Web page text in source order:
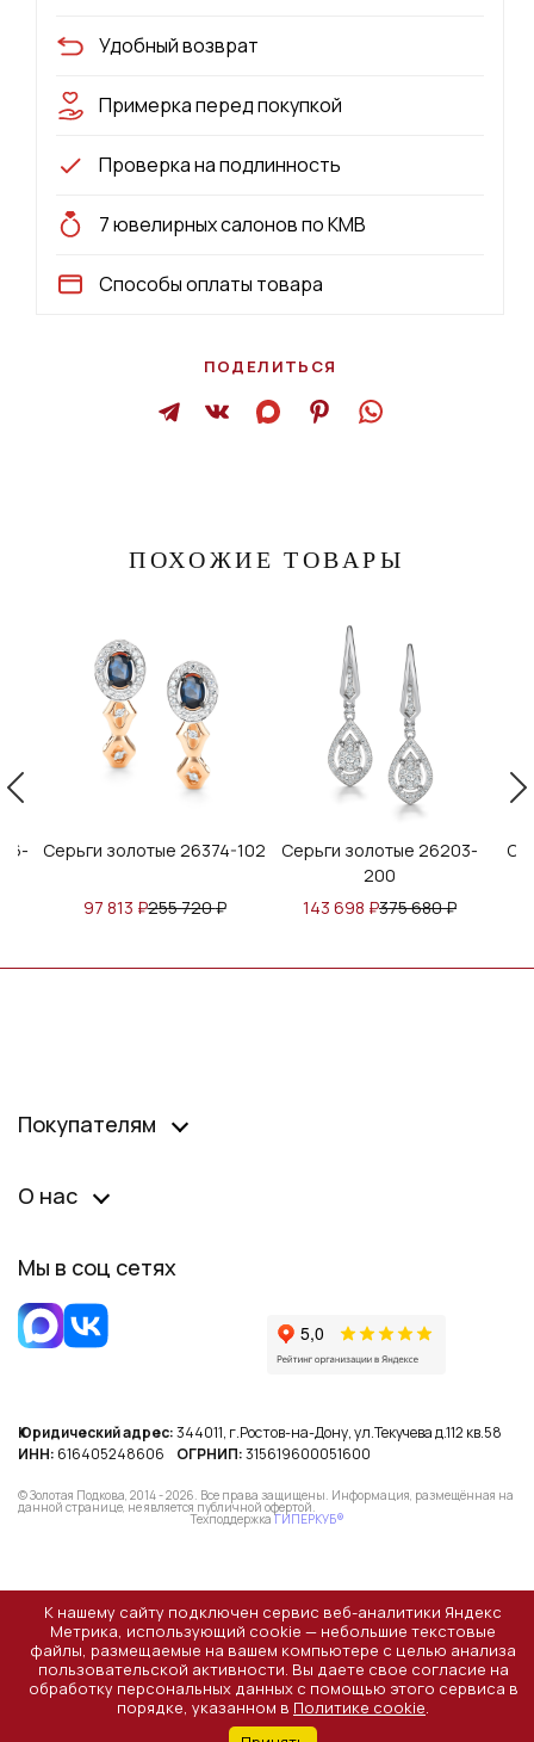
Удобный возврат
Примерка перед покупкой
Проверка на подлинность
7 ювелирных салонов по КМВ
Способы оплаты товара
ПОДЕЛИТЬСЯ
ПОХОЖИЕ ТОВАРЫ
Серьги золотые 26374-102
97 813 ₽255 720₽
Серьги золотые 26203-
200
143 698 ₽375 680₽
Покупателям
О нас
Мы в соц сетях
Юридический адрес:344011, г.Ростов-на-Дону, ул.Текучева д.112 кв.58
ИНН: 616405248606 ОГРНИП:315619600051600
© Золотая Подкова, 2014 - 2026. Все права защищены. Информация, размещённая на
данной странице, не является публичной офертой.
ТехподдержкаГИПЕРКУБ®
К нашему сайту подключен сервис веб-аналитики Яндекс
Метрика, использующий cookie — небольшие текстовые
файлы, размещаемые на вашем компьютере с целью анализа
пользовательской активности. Вы даете свое согласие на
обработку персональных данных с помощью этого сервиса в
порядке, указанном в Политике cookie.